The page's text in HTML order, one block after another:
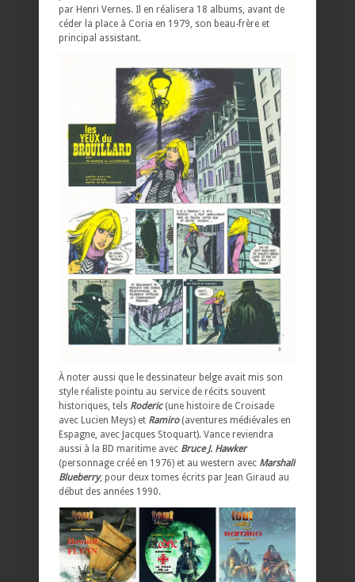
par Henri Vernes. Il en réalisera 18 albums, avant de
céder la place à Coria en 1979, son beau-frère et
principal assistant.
À noter aussi que le dessinateur belge avait mis son
style réaliste pointu au service de récits souvent
historiques, tels Roderic(une histoire de Croisade
avec Lucien Meys) et Ramiro(aventures médiévales en
Espagne, avec Jacques Stoquart). Vance reviendra
aussi à la BD maritime avec Bruce J. Hawker
(personnage créé en 1976) et au western avec Marshall
Blueberry, pour deux tomes écrits par Jean Giraud au
début des années 1990.